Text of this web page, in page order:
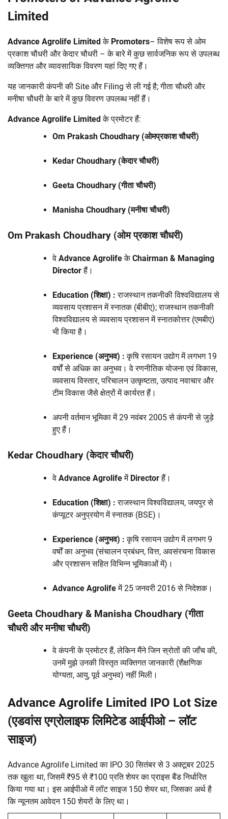
Limited
Advance Agrolife Limited के Promoters– विशेष रूप से ओम
प्रकाश चौधरी और केदार चौधरी – के बारे में कुछ सार्वजनिक रूप से उपलब्ध
व्यक्तिगत और व्यावसायिक विवरण यहां दिए गए हैं।
यह जानकारी कंपनी की Site और Filing से ली गई है; गीता चौधरी और
मनीषा चौधरी के बारे में कुछ विवरण उपलब्ध नहीं हैं।
Advance Agrolife Limited के प्रमोटर हैं:
Om Prakash Choudhary (ओमप्रकाश चौधरी)
Kedar Choudhary (केदार चौधरी)
Geeta Choudhary (गीता चौधरी)
Manisha Choudhary (मनीषा चौधरी)
Om Prakash Choudhary (ओम प्रकाश चौधरी)
वे Advance AgrolifeकेChairman & Managing
Directorहैं।
Education (शिक्षा) : राजस्थान तकनीकी विश्वविद्यालय से
व्यवसाय प्रशासन में स्नातक (बीबीए); राजस्थान तकनीकी
विश्वविद्यालय से व्यवसाय प्रशासन में स्नातकोत्तर (एमबीए)
भी किया है।
Experience (अनुभव) :कृषि रसायन उद्योग में लगभग 19
वर्षों से अधिक का अनुभव। वे रणनीतिक योजना एवं विकास,
व्यवसाय विस्तार, परिचालन उत्कृष्टता, उत्पाद नवाचार और
टीम विकास जैसे क्षेत्रों में कार्यरत हैं।
अपनी वर्तमान भूमिका में 29 नवंबर 2005 से कंपनी से जुड़े
हुए हैं।
Kedar Choudhary (केदार चौधरी)
वे Advance Agrolifeमें Directorहैं।
Education (शिक्षा) : राजस्थान विश्वविद्यालय, जयपुर से
कंप्यूटर अनुप्रयोग में स्नातक (BSE)।
Experience (अनुभव) :कृषि रसायन उद्योग में लगभग 9
वर्षों का अनुभव (संचालन प्रबंधन, वित्त, अवसंरचना विकास
और प्रशासन सहित विभिन्न भूमिकाओं में)।
Advance Agrolifeमें 25 जनवरी 2016 से निदेशक।
Geeta Choudhary & Manisha Choudhary (गीता
चौधरी और मनीषा चौधरी)
वे कंपनी के प्रमोटर हैं, लेकिन मैंने जिन स्रोतों की जाँच की,
उनमें मुझे उनकी विस्तृत व्यक्तिगत जानकारी (शैक्षणिक
योग्यता, आयु, पूर्व अनुभव) नहीं मिली।
Advance Agrolife Limited IPO Lot Size
(एडवांस एग्रोलाइफ लिमिटेड आईपीओ – लॉट
साइज)
Advance Agrolife Limited का IPO 30 सितंबर से 3 अक्टूबर 2025
तक खुला था, जिसमें ₹95 से ₹100 प्रति शेयर का प्राइस बैंड निर्धारित
किया गया था। इस आईपीओ में लॉट साइज 150 शेयर था, जिसका अर्थ है
कि न्यूनतम आवेदन 150 शेयरों के लिए था।